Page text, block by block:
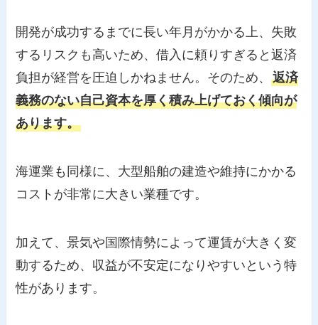
開発が成功するまでに長い年月がかかる上、失敗
するリスクも高いため、借入に頼りすぎると返済
負担が経営を圧迫しかねません。そのため、返済
義務のない自己資本を厚く積み上げておく傾向が
あります。
海運業も同様に、大型船舶の建造や維持にかかる
コストが非常に大きい業種です。
加えて、景気や国際情勢によって運賃が大きく変
動するため、収益が不安定になりやすいという特
性があります。